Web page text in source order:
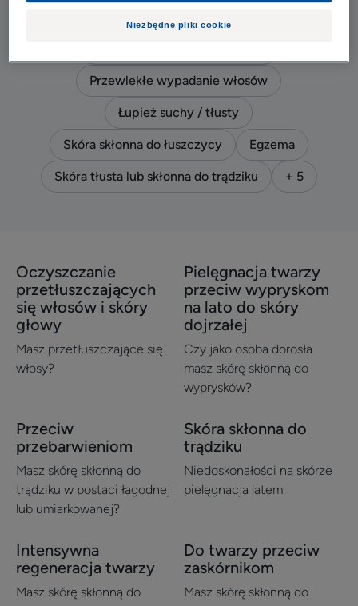
Przewlekłe wypadanie włosów
Łupież suchy / tłusty
Skóra skłonna do łuszczycy Egzema
Skóra tłusta lub skłonna do trądziku + 5
Odkryj
Oczyszczanie
przetłuszczających
się
włosów
i
Oczyszczanie
przetłuszczających
się włosów i skóry
głowy
Masz przetłuszczające się
włosy?
Odkryj
Pielęgnacja
twarzy
przeciw
wypryskom
na
lato
skóry
dojrzałej
Pielęgnacja twarzy
przeciw wypryskom
na lato do skóry
dojrzałej
Czy jako osoba dorosła
masz skórę skłonną do
wyprysków?
Odkryj
Przeciw
przebarwieniom
Przeciw
przebarwieniom
Masz skórę skłonną do
trądziku w postaci łagodnej
lub umiarkowanej?
Odkryj
Skóra
skłonna
do
Skóra skłonna do
trądziku
Niedoskonałości na skórze
pielęgnacja latem
Odkryj
Intensywna
regeneracja
Intensywna
regeneracja twarzy
Masz skórę skłonną do
Odkryj
Do
twarzy
Do twarzy przeciw
zaskórnikom
Masz skórę skłonną do
Niezbędne pliki cookie